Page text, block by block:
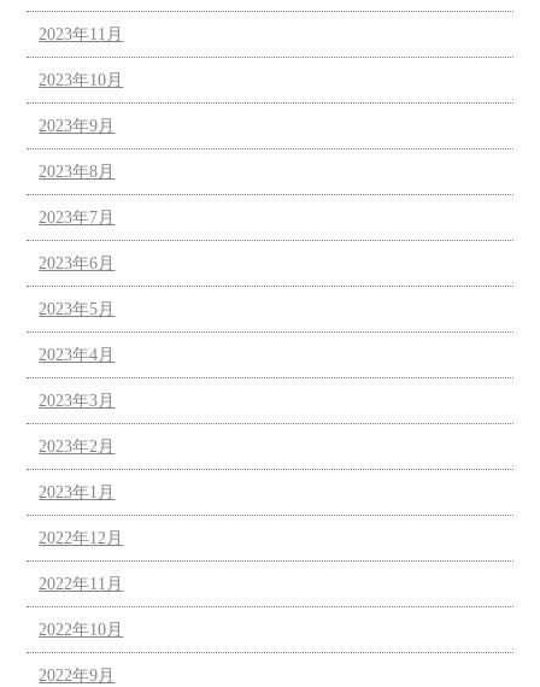
2023年11月
2023年10月
2023年9月
2023年8月
2023年7月
2023年6月
2023年5月
2023年4月
2023年3月
2023年2月
2023年1月
2022年12月
2022年11月
2022年10月
2022年9月